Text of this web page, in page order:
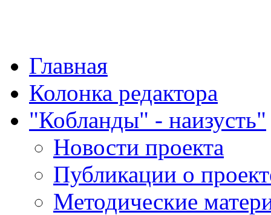
Главная
Колонка редактора
"Кобланды" - наизусть"
Новости проекта
Публикации о
Методические